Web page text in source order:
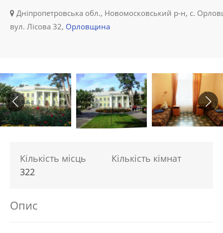
Дніпропетровська обл., Новомосковський р-н, с.
вул. Лісова 32, Орловщина
Кількість місць
322
Кількість кімнат
Опис